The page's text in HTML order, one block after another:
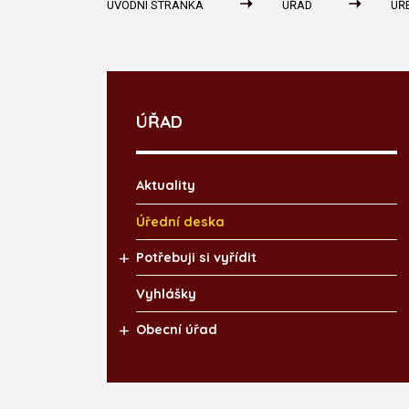
ÚVODNÍ STRÁNKA ÚŘAD
ÚŘAD
Aktuality
Úřední deska
Potřebuji si vyřídit
Vyhlášky
Obecní úřad